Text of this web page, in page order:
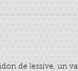
de lessive, un